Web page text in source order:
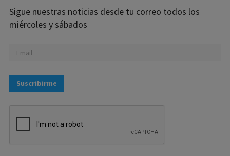
Sigue nuestras noticias desde tu correo todos los
miércoles y sábados
Suscribirme